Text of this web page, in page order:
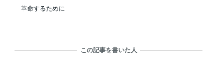
革命するために
この記事を書いた人